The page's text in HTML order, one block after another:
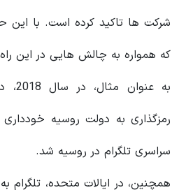
شرکت ها تاکید کرده است. با این
که همواره به چالش هایی در این
به
رمزگذاری به دولت روسیه
سراسری تلگرام در روسیه شد.
همچنین، در ایالات متحده، تلگرام